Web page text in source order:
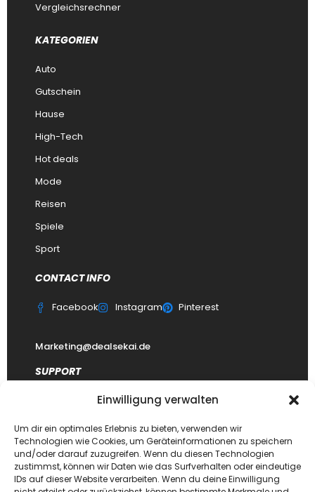
Einwilligung verwalten
Um dir ein optimales Erlebnis zu bieten, verwenden wir
Technologien wie Cookies, um Geräteinformationen zu speichern
und/oder darauf zuzugreifen. Wenn du diesen Technologien
zustimmst, können wir Daten wie das Surfverhalten oder eindeutige
IDs auf dieser Website verarbeiten. Wenn du deine Einwilligung
Vergleichsrechner
KATEGORIEN
Auto
Gutschein
Hause
High-Tech
Hot deals
Mode
Reisen
Spiele
Sport
CONTACT INFO
Facebook Instagram Pinterest
Marketing@dealsekai.de
SUPPORT
datenschutzerklärung
Impressum
Haftungsausschluss